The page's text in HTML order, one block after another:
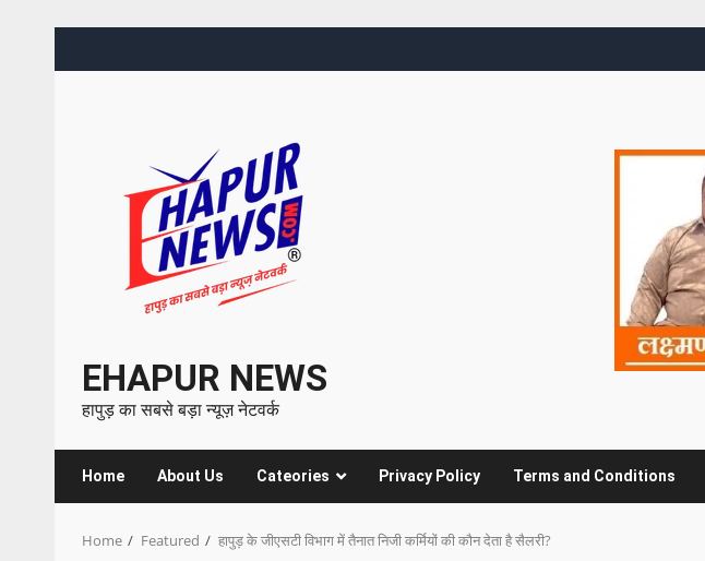
EHAPUR NEWS
हापुड़ का सबसे बड़ा न्यूज़ नेटवर्क
Home About Us Cateories Privacy Policy Terms and Conditions
Home Featured हापुड़ के जीएसटी विभाग में तैनात निजी कर्मियों की कौन देता है सैलरी?